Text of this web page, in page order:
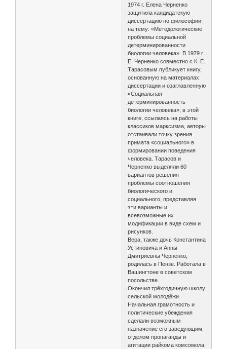
1974 г. Елена Черненко
защитила кандидатскую
диссертацию по философии
на тему: «Методологические
проблемы социальной
детерминированности
биологии человека». В 1979 г.
Е. Черненко совместно с К. Е.
Тарасовым публикует книгу,
основанную на материалах
диссертации и озаглавленную
«Социальная
детерминированность
биологии человека»; в этой
книге, ссылаясь на работы
классиков марксизма, авторы
отстаивали точку зрения
примата «социального» в
формировании поведения
человека. Тарасов и
Черненко выделяли 60
вариантов решения
проблемы соотношения
биологического и
социального, представляя
эти варианты и
всевозможные их
модификации в виде схем и
рисунков.
Вера, также дочь Константина
Устиновича и Анны
Дмитриевны Черненко,
родилась в Пензе. Работала в
Вашингтоне в советском
посольстве.
Окончил трёхгодичную школу
сельской молодёжи.
Начальная грамотность и
политические убеждения
сделали возможным
назначение его заведующим
отделом пропаганды и
агитации райкома комсомола.